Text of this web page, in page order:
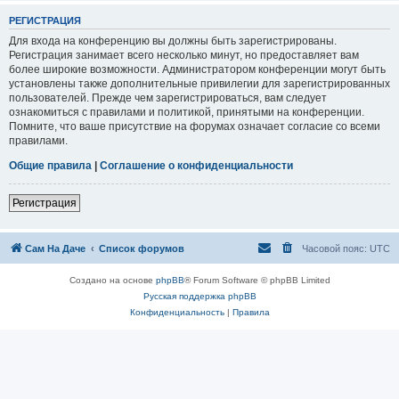
РЕГИСТРАЦИЯ
Для входа на конференцию вы должны быть зарегистрированы.
Регистрация занимает всего несколько минут, но предоставляет вам
более широкие возможности. Администратором конференции могут быть
установлены также дополнительные привилегии для зарегистрированных
пользователей. Прежде чем зарегистрироваться, вам следует
ознакомиться с правилами и политикой, принятыми на конференции.
Помните, что ваше присутствие на форумах означает согласие со всеми
правилами.
Общие правила | Соглашение о конфиденциальности
Регистрация
Сам На Даче Список форумов Часовой пояс: UTC
Создано на основе phpBB® Forum Software © phpBB Limited
Русская поддержка phpBB
Конфиденциальность| Правила